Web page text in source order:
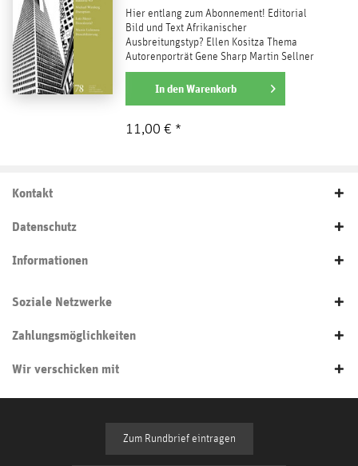
Hier entlang zum Abonnement! Editorial
Bild und Text Afrikanischer
Ausbreitungstyp? Ellen Kositza Thema
Autorenporträt Gene Sharp Martin Sellner
Der demobilisierende Mythos...
weiterlesen
In denWarenkorb
11,00 € *
Kontakt
Datenschutz
Informationen
Soziale Netzwerke
Zahlungsmöglichkeiten
Wir verschicken mit
Zum Rundbrief eintragen